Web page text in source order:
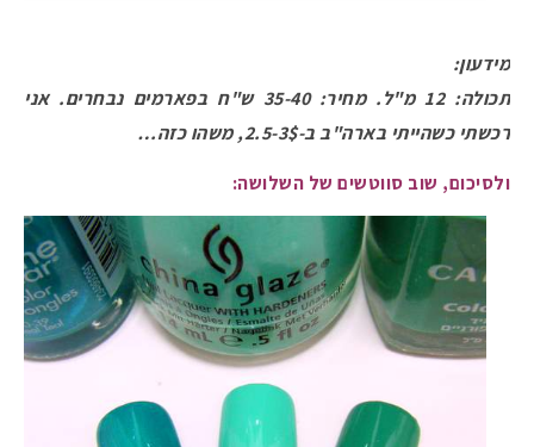
מידעון:
תכולה: 12 מ"ל. מחיר: 35-40 ש"ח בפארמים נבחרים. אני
רכשתי כשהייתי בארה"ב ב-2.5-3$, משהו כזה…
ולסיכום, שוב סווטשים של השלושה: